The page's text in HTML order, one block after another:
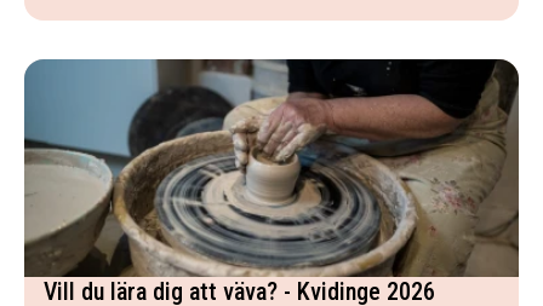
Vill du lära dig att väva? - Kvidinge 2026